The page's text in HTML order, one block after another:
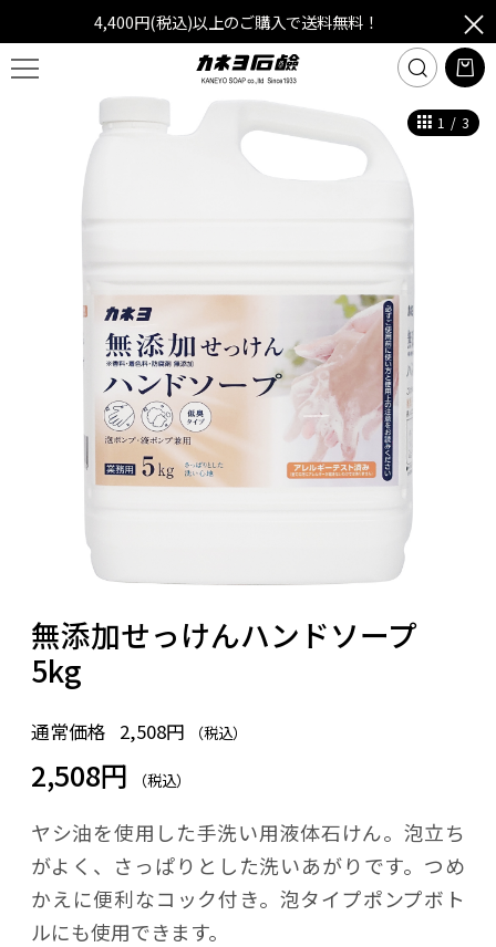
4,400円(税込)以上のご購入で送料無料！
1 / 3
無添加せっけんハンドソープ
5kg
通常価格 2,508円 （税込）
2,508円 （税込）
ヤシ油を使用した手洗い用液体石けん。泡立ち
がよく、さっぱりとした洗いあがりです。つめ
かえに便利なコック付き。泡タイプポンプボト
ルにも使用できます。